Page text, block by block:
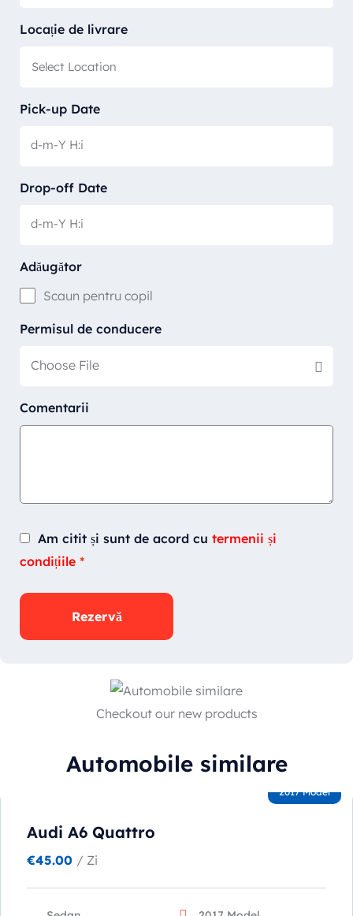
Locație de livrare
Pick-up Date
Drop-off Date
Adăugător
Scaun pentru copil
Permisul de conducere
Choose File
Comentarii
Am citit și sunt de acord cu termenii și
condițiile *
Rezervă
Checkout our new products
Automobile similare
2017 Model
Audi A6 Quattro
€45.00 / Zi